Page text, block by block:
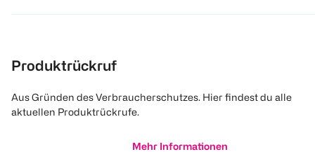
Produktrückruf
Aus Gründen des Verbraucherschutzes. Hier findest du alle
aktuellen Produktrückrufe.
Mehr Informationen